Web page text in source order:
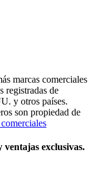
marcas comerciales
registradas de
y otros países.
son propiedad de
exclusivas.